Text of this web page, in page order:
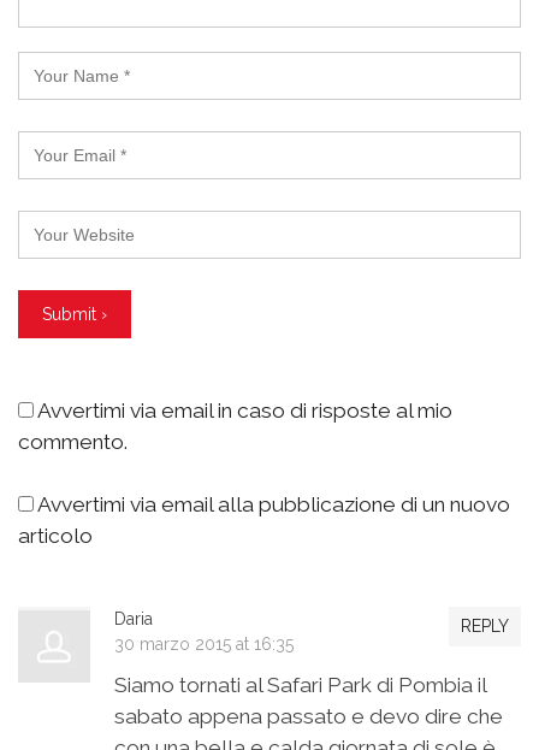
Avvertimi via email in caso di risposte al mio
commento.
Avvertimi via email alla pubblicazione di un nuovo
articolo
REPLY
Daria
30 marzo 2015 at 16:35
Siamo tornati al Safari Park di Pombia il
sabato appena passato e devo dire che